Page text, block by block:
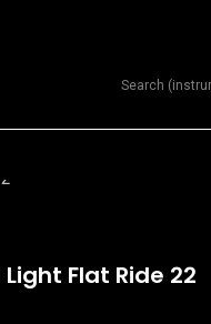
Search product
Flat Ride 22